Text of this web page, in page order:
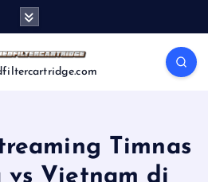
Timnas
vs Vietnam di